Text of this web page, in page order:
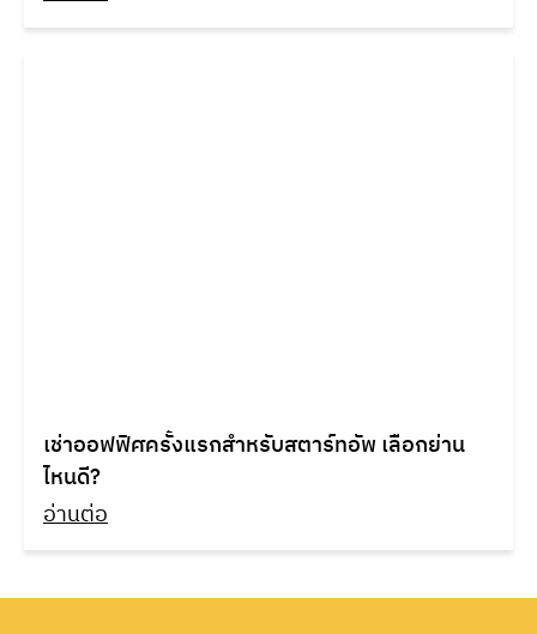
เช่าออฟฟิศครั้งแรกสำหรับสตาร์ทอัพ เลือกย่าน
ไหนดี?
อ่านต่อ